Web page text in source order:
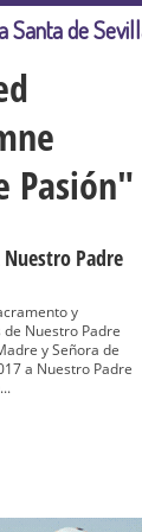
Pasión"
Nuestro Padre
y
de Nuestro Padre
y Señora de
a Nuestro Padre
Santa de